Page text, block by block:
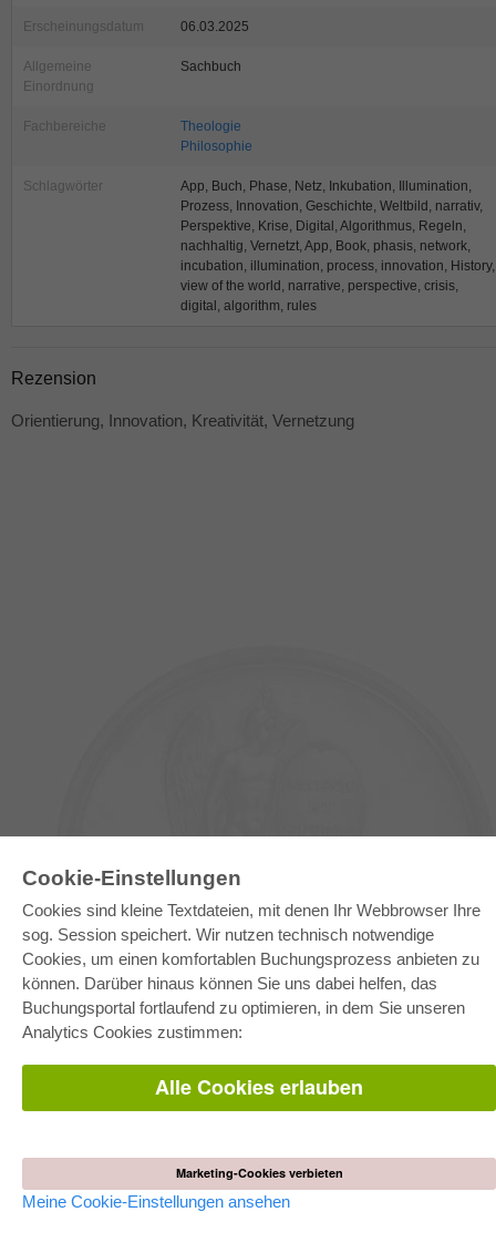
Cookie-Einstellungen
Cookies sind kleine Textdateien, mit denen Ihr Webbrowser Ihre
sog. Session speichert. Wir nutzen technisch notwendige
Cookies, um einen komfortablen Buchungsprozess anbieten zu
können. Darüber hinaus können Sie uns dabei helfen, das
Buchungsportal fortlaufend zu optimieren, in dem Sie unseren
Analytics Cookies zustimmen:
Alle Cookies erlauben
Marketing-Cookies verbieten
Meine Cookie-Einstellungen ansehen
Erscheinungsdatum 06.03.2025
Allgemeine
Einordnung
Sachbuch
Fachbereiche
Theologie
Philosophie
Schlagwörter
App, Buch, Phase, Netz, Inkubation, Illumination,
Prozess, Innovation, Geschichte, Weltbild, narrativ,
Perspektive, Krise, Digital, Algorithmus, Regeln,
nachhaltig, Vernetzt, App, Book, phasis, network,
incubation, illumination, process, innovation, History,
view of the world, narrative, perspective, crisis,
digital, algorithm, rules
Rezension
Orientierung, Innovation, Kreativität, Vernetzung
E-COLLECTION
Gesamtpaket
Fachbereichspakete
Pick & Choose
Bereitstellung von E-Books
AGB
Dissertation publizieren
Habilitation publizieren